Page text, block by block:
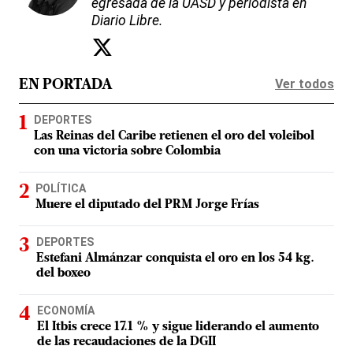
egresada de la UASD y periodista en
Diario Libre.
EN PORTADA Ver todos
DEPORTES
Las Reinas del Caribe retienen el oro del voleibol
con una victoria sobre Colombia
POLÍTICA
Muere el diputado del PRM Jorge Frías
DEPORTES
Estefani Almánzar conquista el oro en los 54 kg.
del boxeo
ECONOMÍA
El Itbis crece 17.1 % y sigue liderando el aumento
de las recaudaciones de la DGII